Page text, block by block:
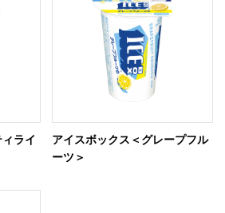
ライ
アイスボックス＜グレープフル
ーツ＞